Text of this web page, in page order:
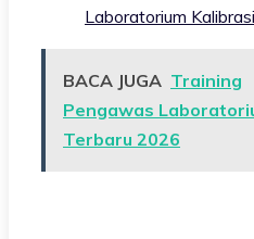
Laboratorium Kalibrasi
BACA JUGA Training
Pengawas
Terbaru 2026